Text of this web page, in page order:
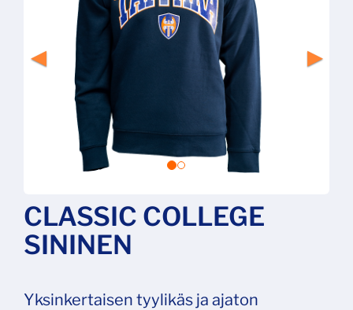
CLASSIC COLLEGE
SININEN
Yksinkertaisen tyylikäs ja ajaton